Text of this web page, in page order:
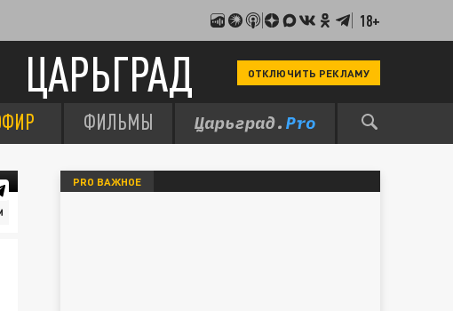
18+
ЦАРЬГРАД ОТКЛЮЧИТЬ РЕКЛАМУ
ФИЛЬМЫ
PRO ВАЖНОЕ